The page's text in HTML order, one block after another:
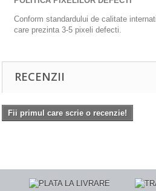
Conform standardului de calitate
care prezinta 3-5 pixeli defecti.
RECENZII
Fii primul care scrie o recenzie!